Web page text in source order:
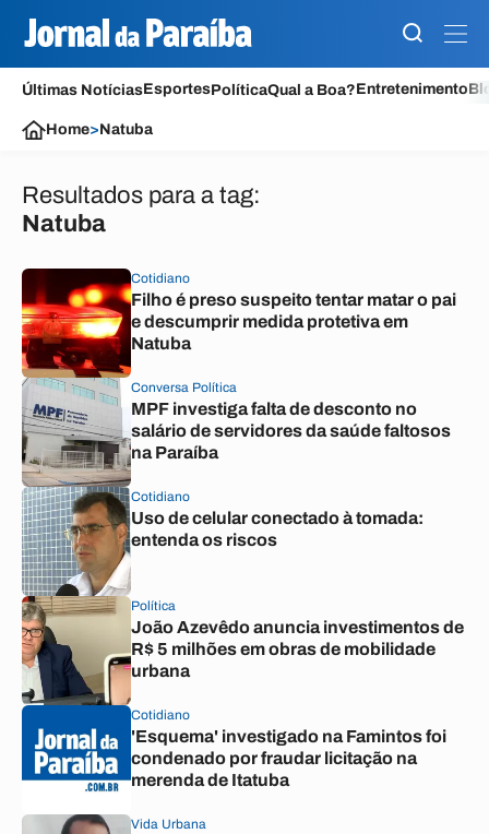
Últimas NotíciasEsportesPolíticaQual a Boa?Entretenimento
Home>Natuba
Resultados para a tag:
Natuba
Cotidiano
Filho é preso suspeito tentar matar o pai
e descumprir medida protetiva em
Natuba
Conversa Política
MPF investiga falta de desconto no
salário de servidores da saúde faltosos
na Paraíba
Cotidiano
Uso de celular conectado à tomada:
entenda os riscos
Política
João Azevêdo anuncia investimentos de
R$ 5 milhões em obras de mobilidade
urbana
Cotidiano
'Esquema' investigado na Famintos foi
condenado por fraudar licitação na
merenda de Itatuba
Vida Urbana